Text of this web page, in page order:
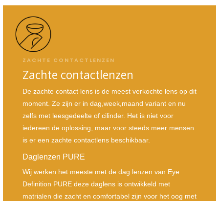
ZACHTE CONTACTLENZEN
Zachte contactlenzen
De zachte contact lens is de meest verkochte lens op dit
moment. Ze zijn er in dag,week,maand variant en nu
zelfs met leesgedeelte of cilinder. Het is niet voor
iedereen de oplossing, maar voor steeds meer mensen
is er een zachte contactlens beschikbaar.
Daglenzen PURE
Wij werken het meeste met de dag lenzen van Eye
Definition PURE deze daglens is ontwikkeld met
matrialen die zacht en comfortabel zijn voor het oog met